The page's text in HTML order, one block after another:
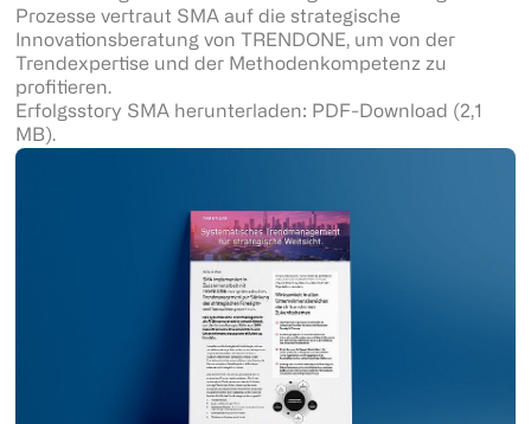
Prozesse vertraut SMA auf die strategische
Innovationsberatung von TRENDONE, um von der
Trendexpertise und der Methodenkompetenz zu
profitieren.
Erfolgsstory SMA herunterladen: PDF-Download (2,1
MB).